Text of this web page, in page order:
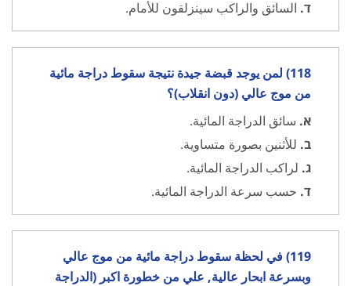
ד. السائق والراكب سينزلقون للأمام.
118) لمن يوجد قبضة جيدة نتيجة سقوط دراجة مائية
من موج عالي (دون انقلاب)؟
א. سائق الدراجة المائية.
ב. للأثنين بصورة متساوية.
ג. لراكب الدراجة المائية.
ד. حسب سرعة الدراجة المائية.
119) في لحظة سقوط دراجة مائية من موج عالي
وبسرعة ابحار عالية, علي من خطورة اكبر (الدراجة